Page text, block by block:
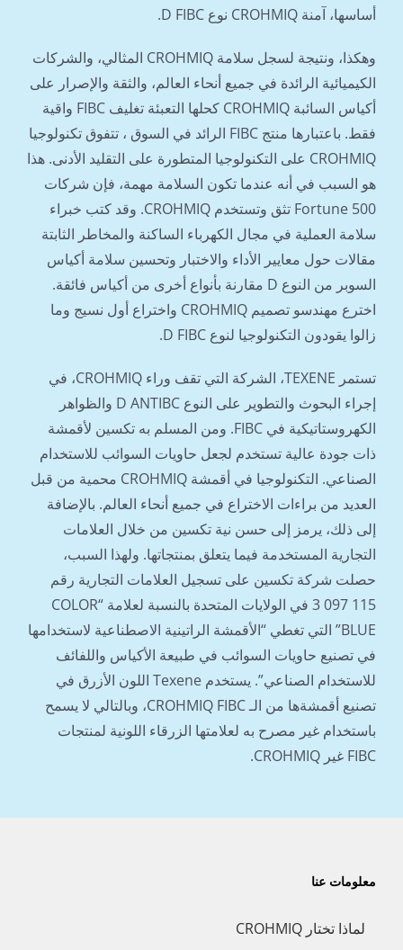
أساسها، آمنة CROHMIQ نوع D FIBC.
وهكذا، ونتيجة لسجل سلامة CROHMIQ المثالي، والشركات
الكيميائية الرائدة في جميع أنحاء العالم، والثقة والإصرار على
أكياس السائبة CROHMIQ كحلها التعبئة تغليف FIBC واقية
فقط. باعتبارها منتج FIBC الرائد في السوق ، تتفوق تكنولوجيا
CROHMIQ على التكنولوجيا المتطورة على التقليد الأدنى. هذا
هو السبب في أنه عندما تكون السلامة مهمة، فإن شركات
Fortune 500 تثق وتستخدم CROHMIQ. وقد كتب خبراء
سلامة العملية في مجال الكهرباء الساكنة والمخاطر الثابتة
مقالات حول معايير الأداء والاختبار وتحسين سلامة أكياس
السوبر من النوع D مقارنة بأنواع أخرى من أكياس فائقة.
اخترع مهندسو تصميم CROHMIQ واختراع أول نسيج وما
زالوا يقودون التكنولوجيا لنوع D FIBC.
تستمر TEXENE، الشركة التي تقف وراء CROHMIQ، في
إجراء البحوث والتطوير على النوع D ANTIBC والظواهر
الكهروستاتيكية في FIBC. ومن المسلم به تكسين لأقمشة
ذات جودة عالية تستخدم لجعل حاويات السوائب للاستخدام
الصناعي. التكنولوجيا في أقمشة CROHMIQ محمية من قبل
العديد من براءات الاختراع في جميع أنحاء العالم. بالإضافة
إلى ذلك، يرمز إلى حسن نية تكسين من خلال العلامات
التجارية المستخدمة فيما يتعلق بمنتجاتها. ولهذا السبب،
حصلت شركة تكسين على تسجيل العلامات التجارية رقم
115 097 3 في الولايات المتحدة بالنسبة لعلامة “COLOR
BLUE” التي تغطي “الأقمشة الراتينية الاصطناعية لاستخدامها
في تصنيع حاويات السوائب في طبيعة الأكياس واللفائف
للاستخدام الصناعي”. يستخدم Texene اللون الأزرق في
تصنيع أقمشةها من الـ CROHMIQ FIBC، وبالتالي لا يسمح
باستخدام غير مصرح به لعلامتها الزرقاء اللونية لمنتجات
FIBC غير CROHMIQ.
معلومات عنا
لماذا تختار CROHMIQ